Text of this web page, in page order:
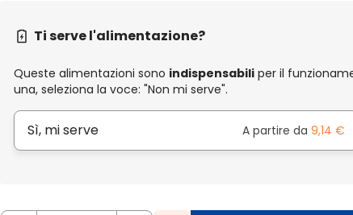
Ti serve l'alimentazione?
Queste alimentazioni sono indispensabiliper il
una, seleziona la voce: "Non mi serve".
Sì, mi serve A partire da 9,14 €